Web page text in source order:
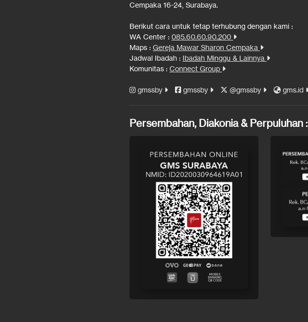
Cempaka 16-24, Surabaya.
Berikut cara untuk tetap terhubung dengan kami :
WA Center : 085.60.60.90.200
Maps : Gereja Mawar Sharon Cempaka
Jadwal Ibadah : Ibadah Minggu & Lainnya
Komunitas : Connect Group
gmssby gmssby @gmssby gms.id
Persembahan, Diakonia & Perpuluhan :